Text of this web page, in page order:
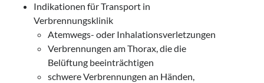
Indikationen für Transport in
Verbrennungsklinik
Atemwegs- oder Inhalationsverletzungen
Verbrennungen am Thorax, die die
Belüftung beeinträchtigen
schwere Verbrennungen an Händen,